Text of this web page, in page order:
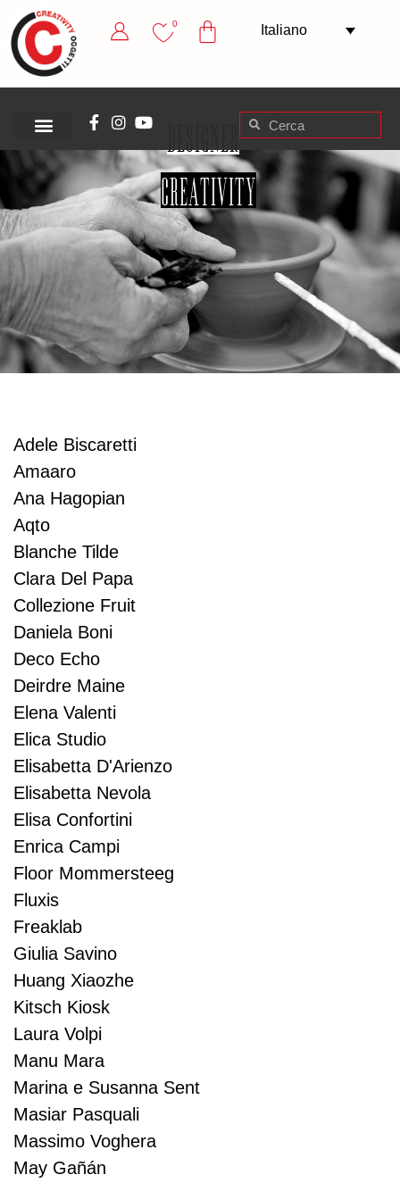
0 Italiano
creativity
Adele Biscaretti
Amaaro
Ana Hagopian
Aqto
Blanche Tilde
Clara Del Papa
Collezione Fruit
Daniela Boni
Deco Echo
Deirdre Maine
Elena Valenti
Elica Studio
Elisabetta D'Arienzo
Elisabetta Nevola
Elisa Confortini
Enrica Campi
Floor Mommersteeg
Fluxis
Freaklab
Giulia Savino
Huang Xiaozhe
Kitsch Kiosk
Laura Volpi
Manu Mara
Marina e Susanna Sent
Masiar Pasquali
Massimo Voghera
May Gañán